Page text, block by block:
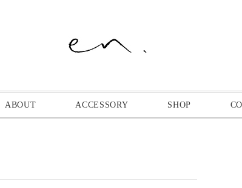
ABOUT ACCESSORY SHOP